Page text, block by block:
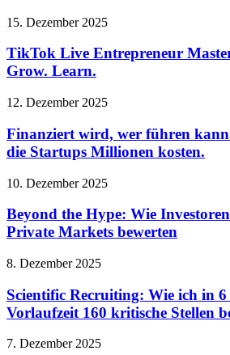
15. Dezember 2025
TikTok Live Entrepreneur
Grow. Learn.
12. Dezember 2025
Finanziert wird, wer führen
die Startups Millionen kosten.
10. Dezember 2025
Beyond the Hype: Wie
Private Markets bewerten
8. Dezember 2025
Scientific Recruiting: Wie ich in
Vorlaufzeit 160 kritische Stellen
7. Dezember 2025